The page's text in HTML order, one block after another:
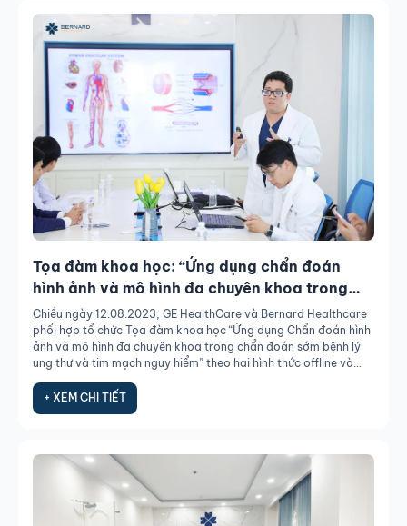
Tọa đàm khoa học: “Ứng dụng chẩn đoán
hình ảnh và mô hình đa chuyên khoa trong
chẩn đoán sớm bệnh lý ung thư và tim mạch
nguy hiểm”
Chiều ngày 12.08.2023, GE HealthCare và Bernard Healthcare
phối hợp tổ chức Tọa đàm khoa học “Ứng dụng Chẩn đoán hình
ảnh và mô hình đa chuyên khoa trong chẩn đoán sớm bệnh lý
ung thư và tim mạch nguy hiểm” theo hai hình thức offline và
online.
+ XEM CHI TIẾT